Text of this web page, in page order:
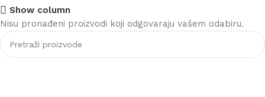
Stolice
Akcija
Show column
Nisu pronađeni proizvodi koji odgovaraju vašem odabiru.